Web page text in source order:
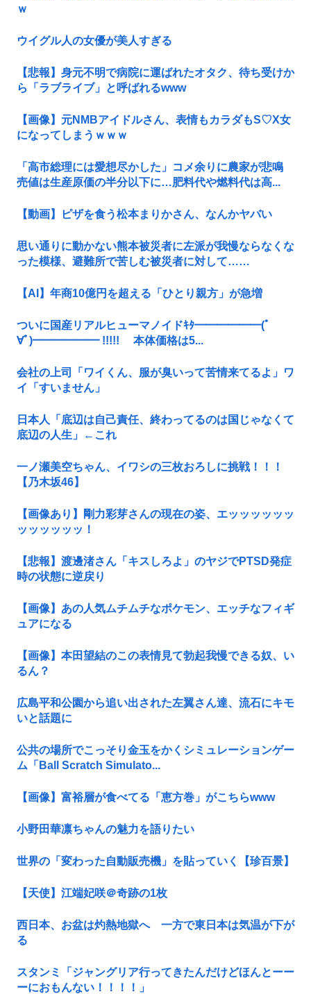
ｗ
ウイグル人の女優が美人すぎる
【悲報】身元不明で病院に運ばれたオタク、待ち受けか
ら「ラブライブ」と呼ばれるwww
【画像】元NMBアイドルさん、表情もカラダもS♡X女
になってしまうｗｗｗ
「高市総理には愛想尽かした」コメ余りに農家が悲鳴
売値は生産原価の半分以下に…肥料代や燃料代は高...
【動画】ピザを食う松本まりかさん、なんかヤバい
思い通りに動かない熊本被災者に左派が我慢ならなくな
った模様、避難所で苦しむ被災者に対して……
【AI】年商10億円を超える「ひとり親方」が急増
ついに国産リアルヒューマノイドｷﾀ━━━━━━(ﾟ
∀ﾟ)━━━━━━ !!!!! 本体価格は5...
会社の上司「ワイくん、服が臭いって苦情来てるよ」ワ
イ「すいません」
日本人「底辺は自己責任、終わってるのは国じゃなくて
底辺の人生」←これ
一ノ瀬美空ちゃん、イワシの三枚おろしに挑戦！！！
【乃木坂46】
【画像あり】剛力彩芽さんの現在の姿、エッッッッッッ
ッッッッッッ！
【悲報】渡邊渚さん「キスしろよ」のヤジでPTSD発症
時の状態に逆戻り
【画像】あの人気ムチムチなポケモン、エッチなフィギ
ュアになる
【画像】本田望結のこの表情見て勃起我慢できる奴、い
るん？
広島平和公園から追い出された左翼さん達、流石にキモ
いと話題に
公共の場所でこっそり金玉をかくシミュレーションゲー
ム「Ball Scratch Simulato...
【画像】富裕層が食べてる「恵方巻」がこちらwww
小野田華凛ちゃんの魅力を語りたい
世界の「変わった自動販売機」を貼っていく【珍百景】
【天使】江端妃咲＠奇跡の1枚
西日本、お盆は灼熱地獄へ 一方で東日本は気温が下が
る
スタンミ「ジャングリア行ってきたんだけどほんとーー
ーにおもんない！！！！」